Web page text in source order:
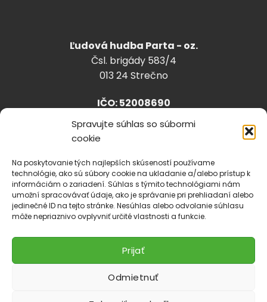
Spravujte súhlas so súbormi
cookie
Na poskytovanie tých najlepších skúseností používame
technológie, ako sú súbory cookie na ukladanie a/alebo prístup k
informáciám o zariadení. Súhlas s týmito technológiami nám
umožní spracovávať údaje, ako je správanie pri prehliadaní alebo
jedinečné ID na tejto stránke. Nesúhlas alebo odvolanie súhlasu
môže nepriaznivo ovplyvniť určité vlastnosti a funkcie.
Prijať
Odmietnuť
Ľudová hudba Parta - oz.
Čsl. brigády 583/4
013 24 Strečno
IČO: 52008690
+421918 530 888
Cookies